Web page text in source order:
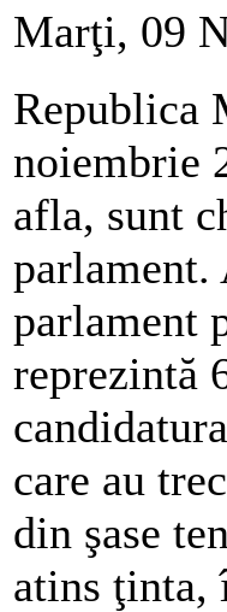
Marţi, 09
Republica
noiembrie
afla, sunt
parlament
reprezintă
care au
din şase
atins ţinta,